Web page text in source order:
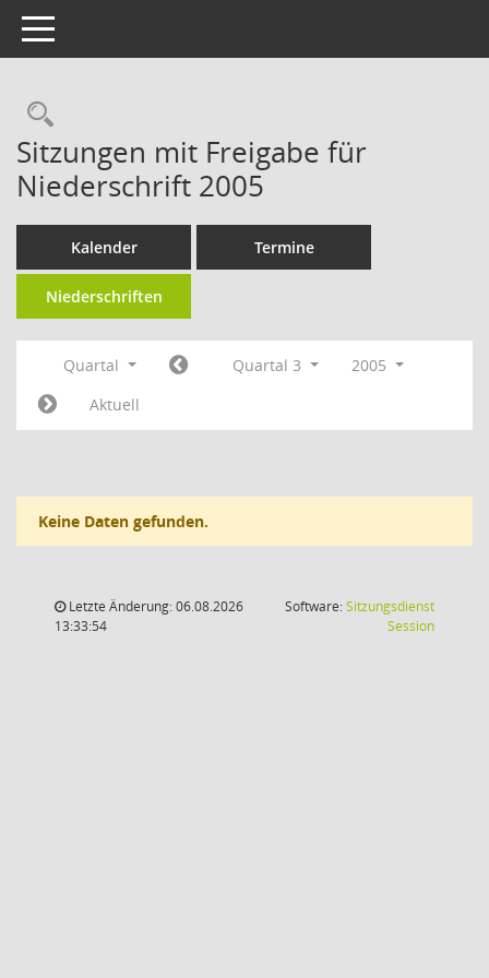
Toggle navigation
Rechercheauswahl
Sitzungen mit Freigabe für
Niederschrift 2005
Kalender Termine
Niederschriften
Quartal Quartal 3
2005
Aktuell
Keine Daten gefunden.
Letzte Änderung: 06.08.2026
13:33:54
Software:Sitzungsdienst
Session(Wird in